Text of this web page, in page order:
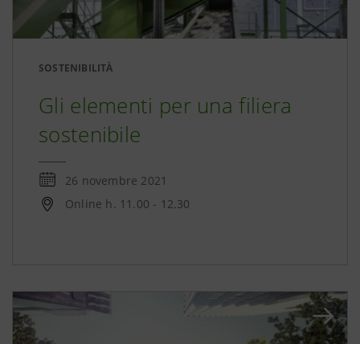
SOSTENIBILITÀ
Gli elementi per una filiera
sostenibile
26 novembre 2021
Online h. 11.00 - 12.30